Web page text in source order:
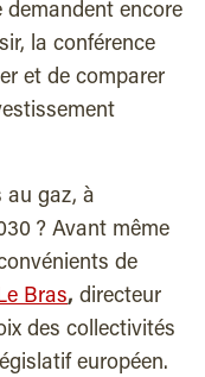
demandent encore
la conférence
et de comparer
au gaz, à
? Avant même
de
Bras, directeur
des collectivités
européen.